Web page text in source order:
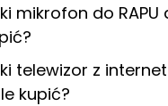
mikrofon do RAPU
telewizor z
kupić?